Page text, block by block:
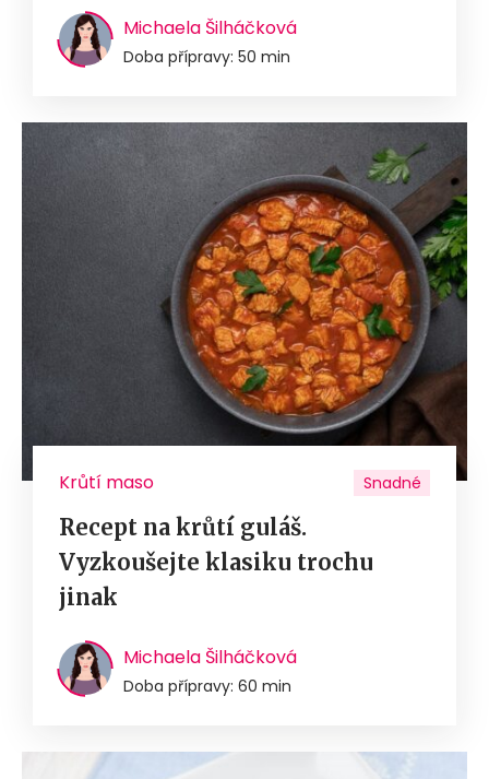
Michaela Šilháčková
Doba přípravy: 50 min
Krůtí maso Snadné
Recept na krůtí guláš.
Vyzkoušejte klasiku trochu
jinak
Michaela Šilháčková
Doba přípravy: 60 min